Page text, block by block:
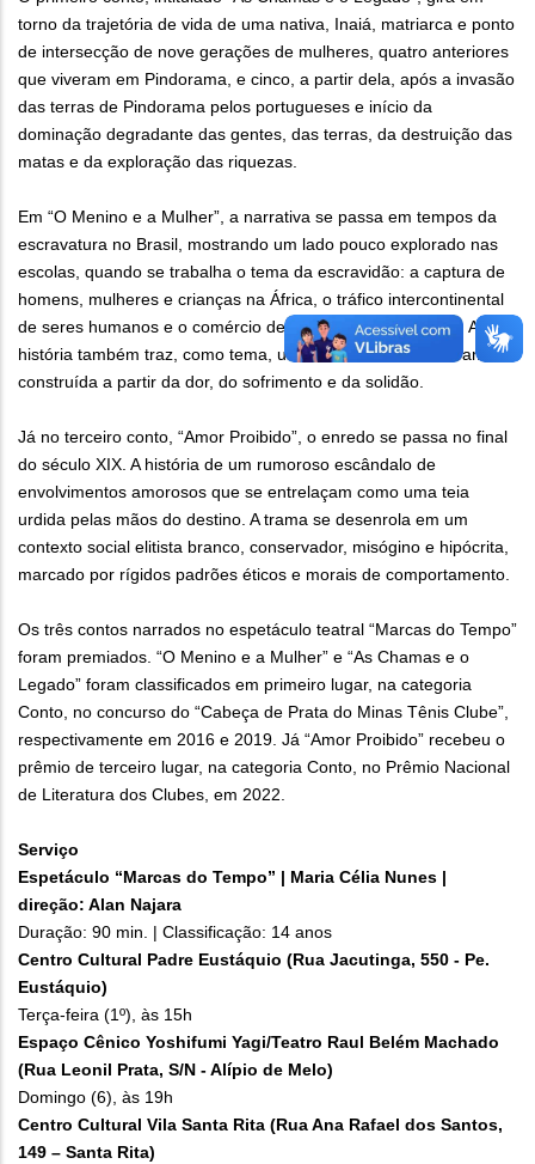
torno da trajetória de vida de uma nativa, Inaiá, matriarca e ponto
de intersecção de nove gerações de mulheres, quatro anteriores
que viveram em Pindorama, e cinco, a partir dela, após a invasão
das terras de Pindorama pelos portugueses e início da
dominação degradante das gentes, das terras, da destruição das
matas e da exploração das riquezas.
Em “O Menino e a Mulher”, a narrativa se passa em tempos da
escravatura no Brasil, mostrando um lado pouco explorado nas
escolas, quando se trabalha o tema da escravidão: a captura de
homens, mulheres e crianças na África, o tráfico intercontinental
de seres humanos e o comércio de escravizados no Brasil. A
história também traz, como tema, uma outra dimensão do amor,
construída a partir da dor, do sofrimento e da solidão.
Já no terceiro conto, “Amor Proibido”, o enredo se passa no final
do século XIX. A história de um rumoroso escândalo de
envolvimentos amorosos que se entrelaçam como uma teia
urdida pelas mãos do destino. A trama se desenrola em um
contexto social elitista branco, conservador, misógino e hipócrita,
marcado por rígidos padrões éticos e morais de comportamento.
Os três contos narrados no espetáculo teatral “Marcas do Tempo”
foram premiados. “O Menino e a Mulher” e “As Chamas e o
Legado” foram classificados em primeiro lugar, na categoria
Conto, no concurso do “Cabeça de Prata do Minas Tênis Clube”,
respectivamente em 2016 e 2019. Já “Amor Proibido” recebeu o
prêmio de terceiro lugar, na categoria Conto, no Prêmio Nacional
de Literatura dos Clubes, em 2022.
Serviço
Espetáculo “Marcas do Tempo” | Maria Célia Nunes |
direção: Alan Najara
Duração: 90 min. | Classificação: 14 anos
Centro Cultural Padre Eustáquio (Rua Jacutinga, 550 - Pe.
Eustáquio)
Terça-feira (1º), às 15h
Espaço Cênico Yoshifumi Yagi/Teatro Raul Belém Machado
(Rua Leonil Prata, S/N - Alípio de Melo)
Domingo (6), às 19h
Centro Cultural Vila Santa Rita (Rua Ana Rafael dos Santos,
149 – Santa Rita)